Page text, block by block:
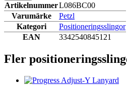
ArtikelnummerL086BC00
Varumärke
Petzl
Kategori
Positioneringsslingor
EAN
3342540845121
Fler